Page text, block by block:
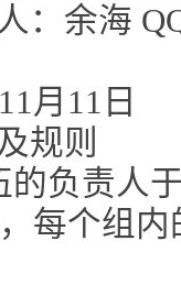
：余海
月11日
规则
的负责人
每个组